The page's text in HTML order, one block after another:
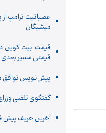
عصبانیت ترامپ
میشیگان
قیمت بیت کوین
قیمتی مسیر بعدی BTC را تعیین می‌کنند؟
پیش‌نویس توافق
گفتگوی تلفنی وزرای
آخرین حریف